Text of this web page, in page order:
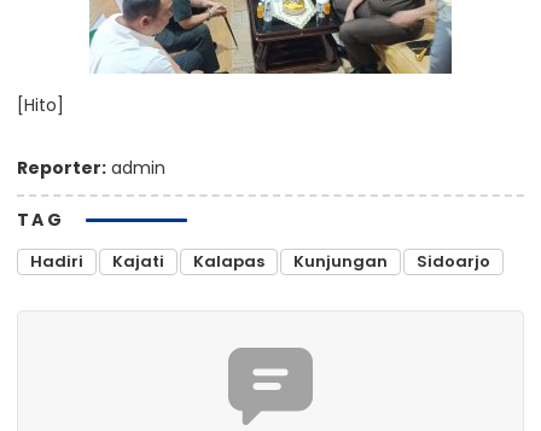
[Hito]
Reporter: admin
TAG
Hadiri Kajati Kalapas Kunjungan Sidoarjo